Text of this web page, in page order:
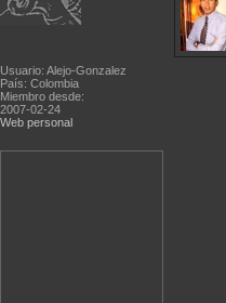
Usuario: Alejo-Gonzalez
País: Colombia
Miembro desde:
2007-02-24
Web personal